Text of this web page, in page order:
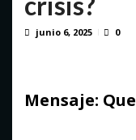
junio 6, 2025 0
Mensaje: